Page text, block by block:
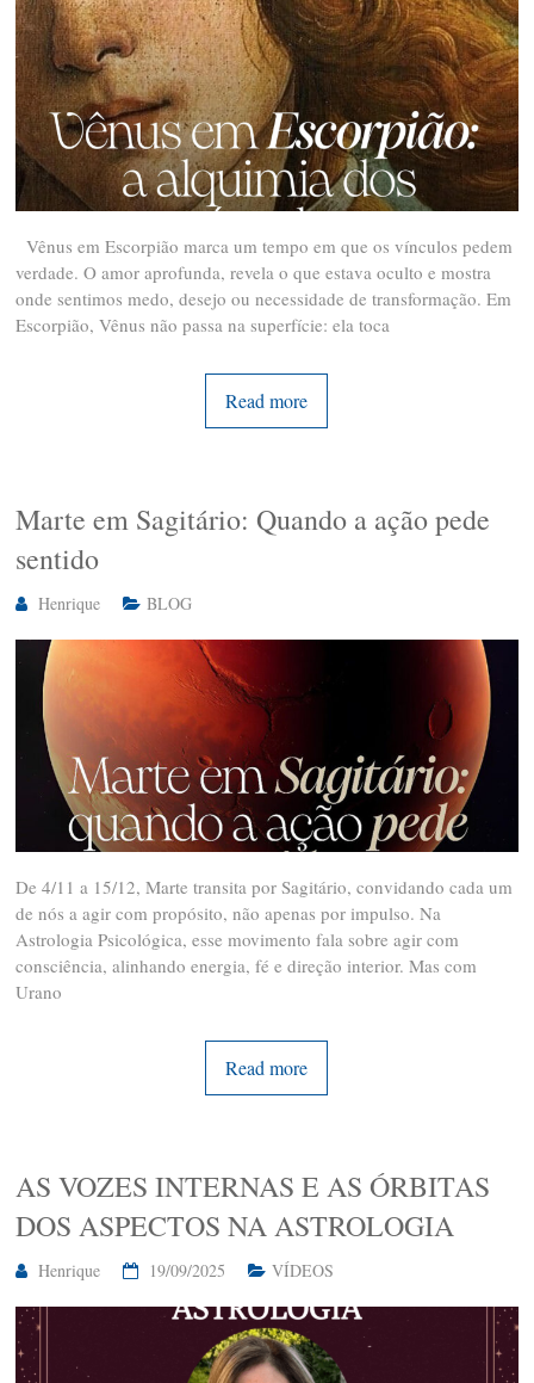
Vênus em Escorpião marca um tempo em que os vínculos pedem
verdade. O amor aprofunda, revela o que estava oculto e mostra
onde sentimos medo, desejo ou necessidade de transformação. Em
Escorpião, Vênus não passa na superfície: ela toca
Read more
Marte em Sagitário: Quando a ação pede
sentido
Henrique BLOG
De 4/11 a 15/12, Marte transita por Sagitário, convidando cada um
de nós a agir com propósito, não apenas por impulso. Na
Astrologia Psicológica, esse movimento fala sobre agir com
consciência, alinhando energia, fé e direção interior. Mas com
Urano
Read more
AS VOZES INTERNAS E AS ÓRBITAS
DOS ASPECTOS NA ASTROLOGIA
Henrique 19/09/2025 VÍDEOS